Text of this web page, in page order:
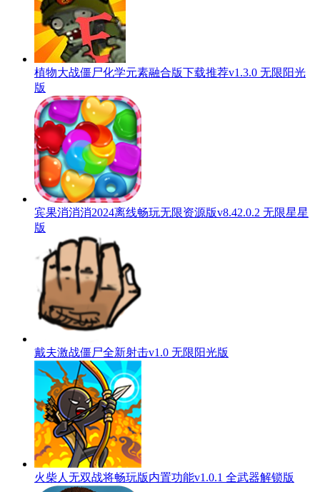
植物大战僵尸化学元素融合版下载推荐v1.3.0 无限阳光
版
宾果消消消2024离线畅玩无限资源版v8.42.0.2 无限星星
版
戴夫激战僵尸全新射击v1.0 无限阳光版
火柴人无双战将畅玩版内置功能v1.0.1 全武器解锁版